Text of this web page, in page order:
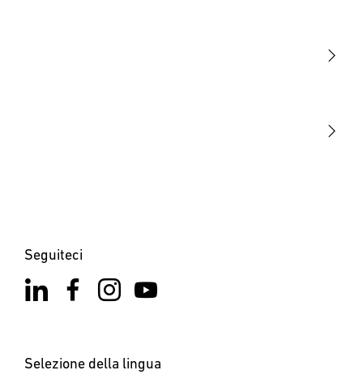
Seguiteci
Selezione della lingua